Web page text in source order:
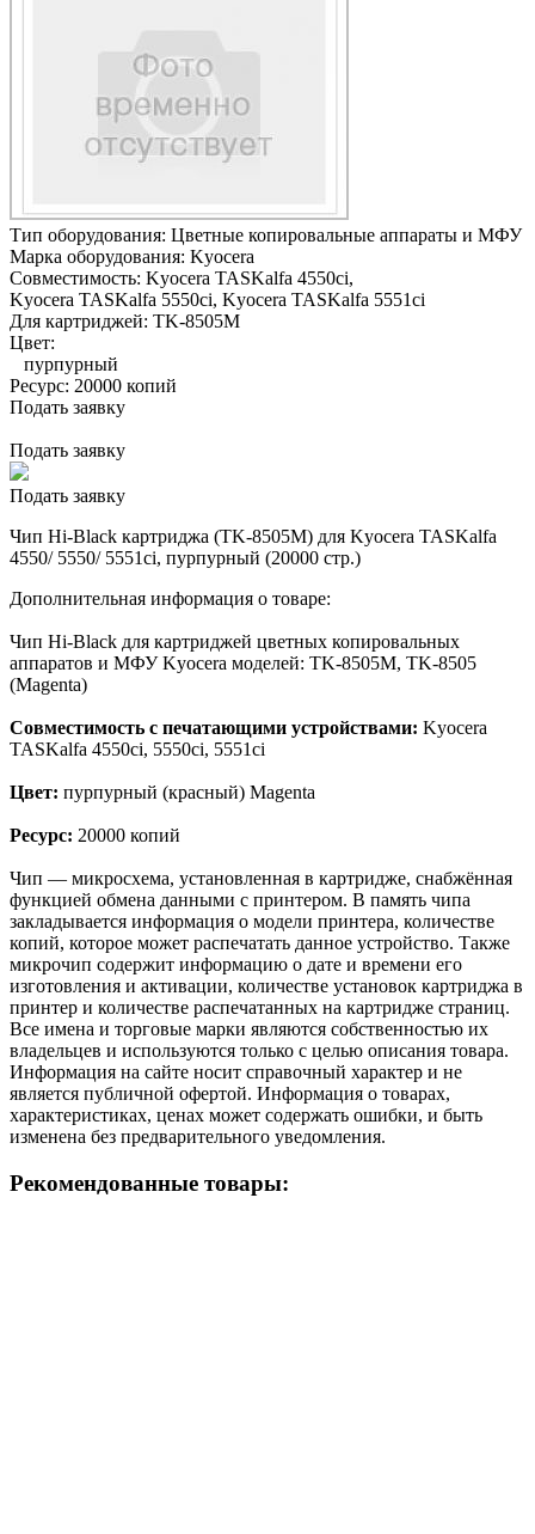
Тип оборудования: Цветные копировальные аппараты и МФУ
Марка оборудования: Kyocera
Совместимость: Kyocera TASKalfa 4550ci,
Kyocera TASKalfa 5550ci, Kyocera TASKalfa 5551ci
Для картриджей: TK-8505M
Цвет:
пурпурный
Ресурс: 20000 копий
Подать заявку
Подать заявку
Подать заявку
Чип Hi-Black картриджа (TK-8505M) для Kyocera TASKalfa
4550/ 5550/ 5551ci, пурпурный (20000 стр.)
Дополнительная информация о товаре:
Чип Hi-Black для картриджей цветных копировальных
аппаратов и МФУ Kyocera моделей: TK-8505M, TK-8505
(Magenta)
Совместимость с печатающими устройствами: Kyocera
TASKalfa 4550ci, 5550ci, 5551ci
Цвет: пурпурный (красный) Magenta
Ресурс: 20000 копий
Чип — микросхема, установленная в картридже, снабжённая
функцией обмена данными с принтером. В память чипа
закладывается информация о модели принтера, количестве
копий, которое может распечатать данное устройство. Также
микрочип содержит информацию о дате и времени его
изготовления и активации, количестве установок картриджа в
принтер и количестве распечатанных на картридже страниц.
Все имена и торговые марки являются собственностью их
владельцев и используются только с целью описания товара.
Информация на сайте носит справочный характер и не
является публичной офертой. Информация о товарах,
характеристиках, ценах может содержать ошибки, и быть
изменена без предварительного уведомления.
Рекомендованные товары: